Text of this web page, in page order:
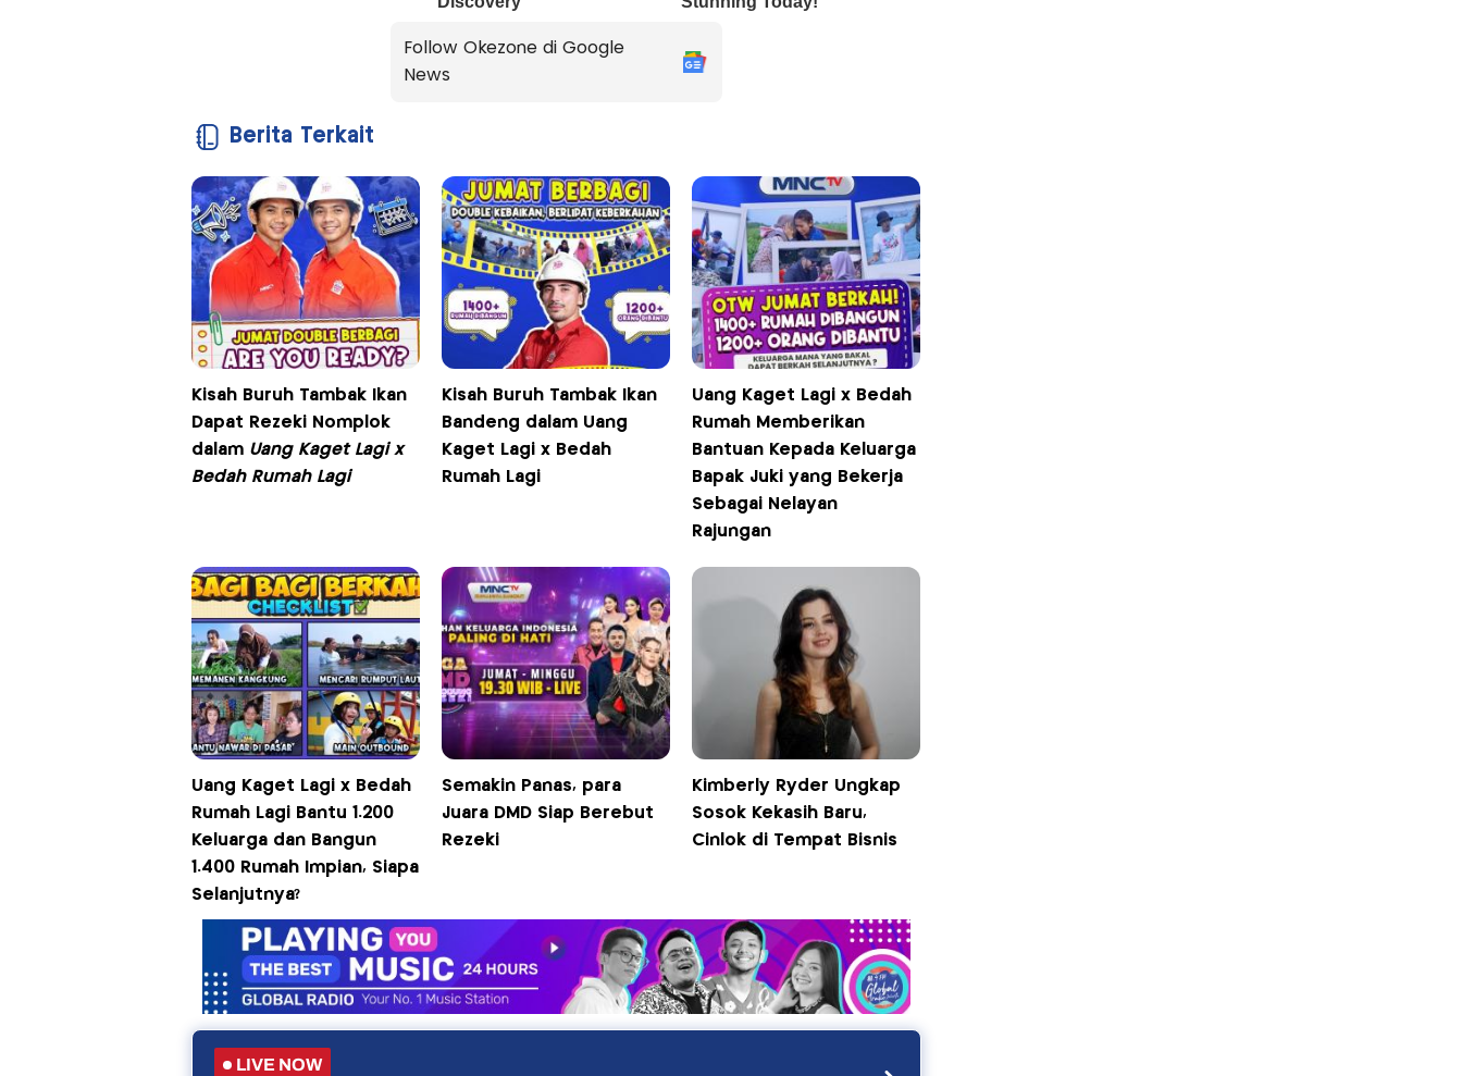
Follow Okezone di Google
News
Berita Terkait
Kisah Buruh Tambak Ikan
Dapat Rezeki Nomplok
dalam Uang Kaget Lagi x
Bedah Rumah Lagi
Kisah Buruh Tambak Ikan
Bandeng dalam Uang
Kaget Lagi x Bedah
Rumah Lagi
Uang Kaget Lagi x Bedah
Rumah Memberikan
Bantuan Kepada Keluarga
Bapak Juki yang Bekerja
Sebagai Nelayan
Rajungan
Uang Kaget Lagi x Bedah
Rumah Lagi Bantu 1.200
Keluarga dan Bangun
1.400 Rumah Impian, Siapa
Selanjutnya?
Semakin Panas, para
Juara DMD Siap Berebut
Rezeki
Kimberly Ryder Ungkap
Sosok Kekasih Baru,
Cinlok di Tempat Bisnis
LIVE NOW